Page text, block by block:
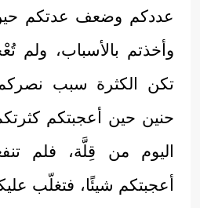
عددكم وضعف عدتكم
وأخذتم بالأسباب، ولم
تكن الكثرة سبب نصركم
حنين حين أعجبتكم
اليوم من قِلَّة، فلم
أعجبتكم شيئًا، فتغلّب